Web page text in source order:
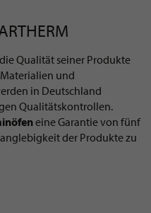
Qualität seiner Produkte
und
in Deutschland
Qualitätskontrollen.
eine Garantie von fünf
der Produkte zu